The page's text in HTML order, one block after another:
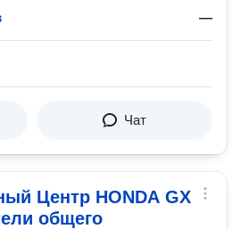
—
Чат
Центр HONDA GX
общего